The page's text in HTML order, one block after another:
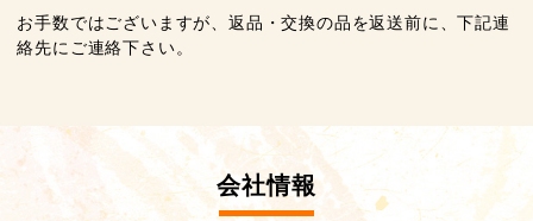
お手数ではございますが、返品・交換の品を返送前に、下記連
絡先にご連絡下さい。
会社情報